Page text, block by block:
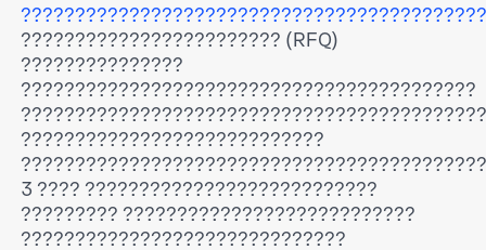
???????????????????????? (RFQ)
???????????????
??????????????????????????????????????????
????????????????????????????
3 ???? ???????????????????????????
????????? ???????????????????????????
??????????????????????????????